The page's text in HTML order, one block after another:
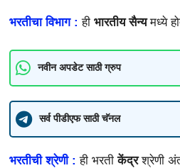
भरतीचा विभाग : ही भारतीय सैन्यमध्ये
नवीन अपडेट साठी ग्रुप
सर्व पीडीएफ साठी चॅनल
भरतीची श्रेणी : ही भरतीकेंद्रश्रेणी